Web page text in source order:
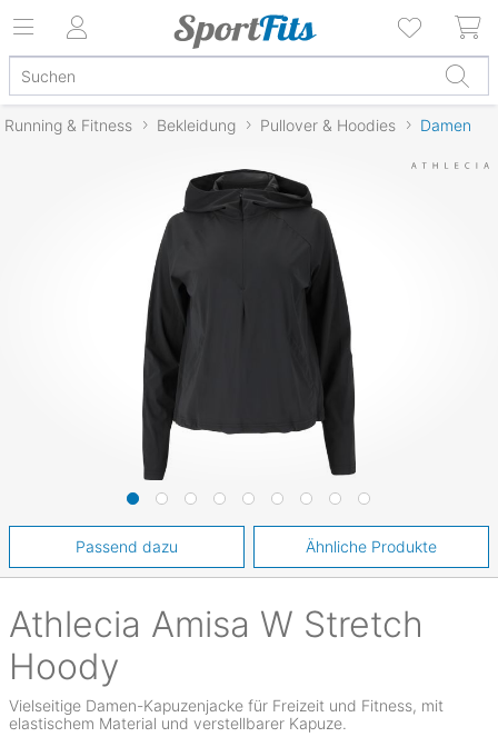
Running & Fitness Bekleidung Pullover & Hoodies Damen
Athlecia Amisa W Stretch
Hoody
Vielseitige Damen-Kapuzenjacke für Freizeit und Fitness, mit
elastischem Material und verstellbarer Kapuze.
Passend dazu Ähnliche Produkte